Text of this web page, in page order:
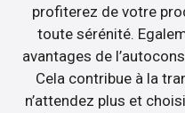
profiterez de votre
toute sérénité.
avantages de
Cela contribue à la
n’attendez plus et